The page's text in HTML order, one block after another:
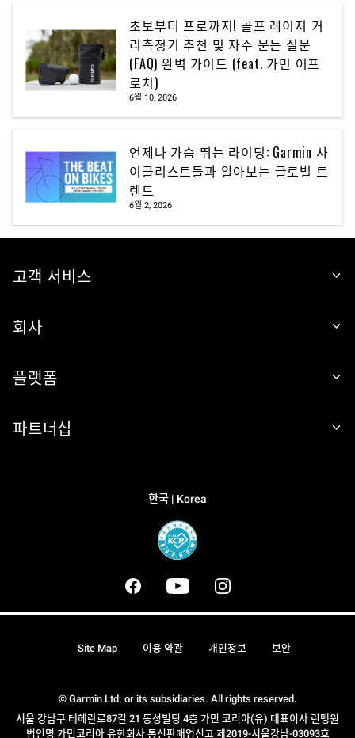
초보부터 프로까지! 골프 레이저 거
리측정기 추천 및 자주 묻는 질문
(FAQ) 완벽 가이드 (feat. 가민 어프
로치)
6월 10, 2026
언제나 가슴 뛰는 라이딩: Garmin 사
이클리스트들과 알아보는 글로벌 트
렌드
6월 2, 2026
고객 서비스
회사
플랫폼
파트너십
한국 | Korea
© Garmin Ltd. or its subsidiaries. All rights reserved.
서울 강남구 테헤란로87길 21 동성빌딩 4층 가민 코리아(유) 대표이사 린맹원
법인명 가민코리아 유한회사 통신판매업신고 제2019-서울강남-03093호
Site Map 이용 약관 개인정보 보안